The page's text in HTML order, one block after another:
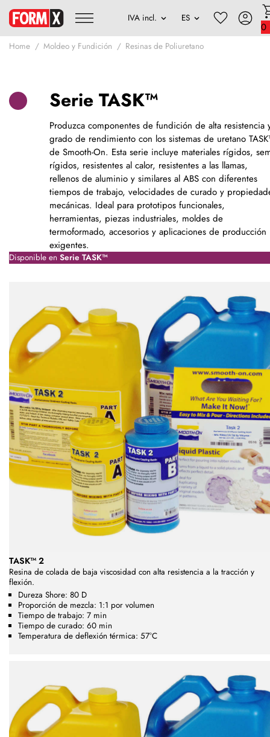
0
Home Moldeo y Fundición Resinas de Poliuretano
Serie TASK™
Produzca componentes de fundición de alta resistencia
grado de rendimiento con los sistemas de uretano
de Smooth-On. Esta serie incluye materiales rígidos,
rígidos, resistentes al calor, resistentes a las llamas,
rellenos de aluminio y similares al ABS con diferentes
tiempos de trabajo, velocidades de curado y
mecánicas. Ideal para prototipos funcionales,
herramientas, piezas industriales, moldes de
termoformado, accesorios y aplicaciones de producción
exigentes.
Disponible en Serie TASK™
TASK™ 2
Resina de colada de baja viscosidad con alta resistencia a la tracción y
flexión.
Dureza Shore: 80 D
Proporción de mezcla: 1:1 por volumen
Tiempo de trabajo: 7 min
Tiempo de curado: 60 min
Temperatura de deflexión térmica: 57°C